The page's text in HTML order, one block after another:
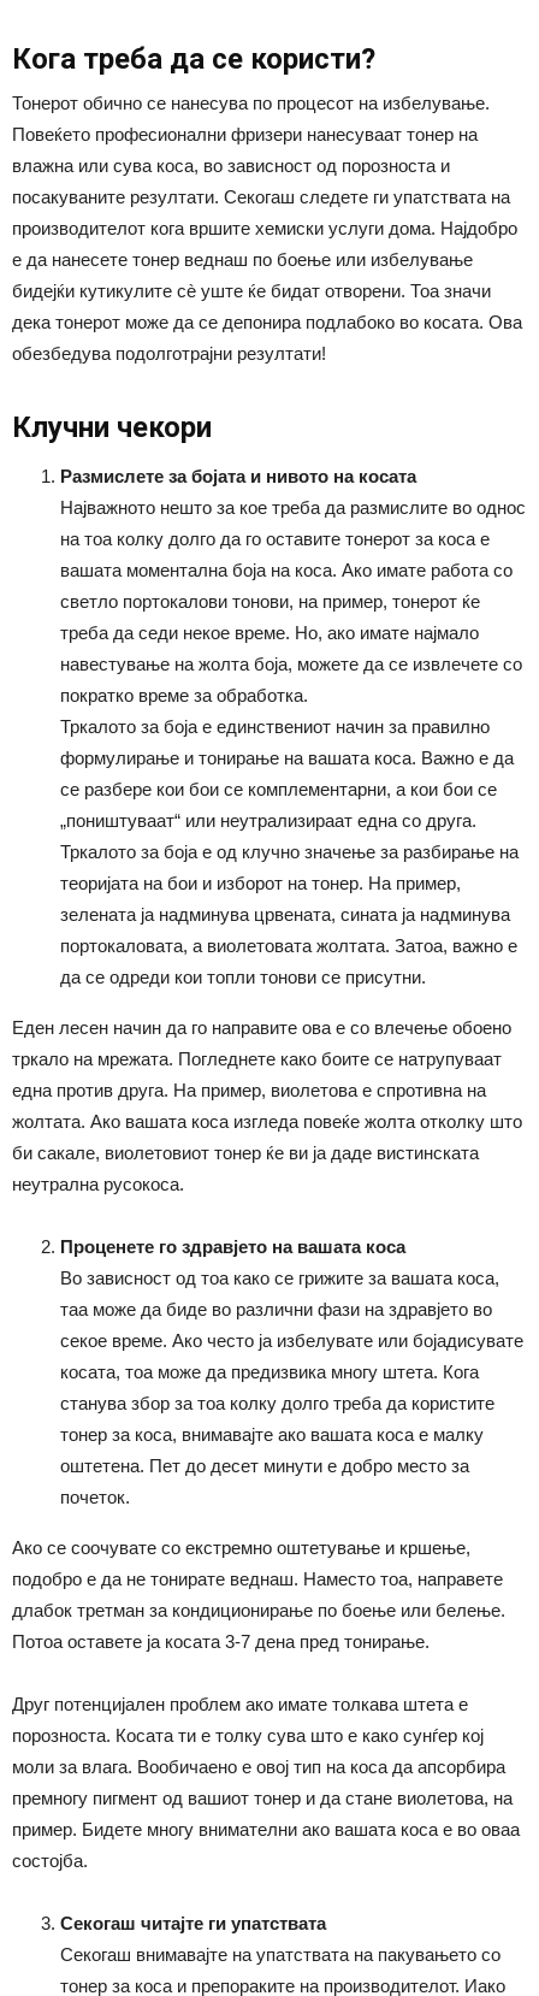
Кога треба да се користи?
Тонерот обично се нанесува по процесот на избелување.
Повеќето професионални фризери нанесуваат тонер на
влажна или сува коса, во зависност од порозноста и
посакуваните резултати. Секогаш следете ги упатствата на
производителот кога вршите хемиски услуги дома. Најдобро
е да нанесете тонер веднаш по боење или избелување
бидејќи кутикулите сè уште ќе бидат отворени. Тоа значи
дека тонерот може да се депонира подлабоко во косата. Ова
обезбедува подолготрајни резултати!
Клучни чекори
Размислете за бојата и нивото на косата
Најважното нешто за кое треба да размислите во однос
на тоа колку долго да го оставите тонерот за коса е
вашата моментална боја на коса. Ако имате работа со
светло портокалови тонови, на пример, тонерот ќе
треба да седи некое време. Но, ако имате најмало
навестување на жолта боја, можете да се извлечете со
пократко време за обработка.
Тркалото за боја е единствениот начин за правилно
формулирање и тонирање на вашата коса. Важно е да
се разбере кои бои се комплементарни, а кои бои се
„поништуваат“ или неутрализираат една со друга.
Тркалото за боја е од клучно значење за разбирање на
теоријата на бои и изборот на тонер. На пример,
зелената ја надминува црвената, сината ја надминува
портокаловата, а виолетовата жолтата. Затоа, важно е
да се одреди кои топли тонови се присутни.
Еден лесен начин да го направите ова е со влечење обоено
тркало на мрежата. Погледнете како боите се натрупуваат
една против друга. На пример, виолетова е спротивна на
жолтата. Ако вашата коса изгледа повеќе жолта отколку што
би сакале, виолетовиот тонер ќе ви ја даде вистинската
неутрална русокоса.
Проценете го здравјето на вашата коса
Во зависност од тоа како се грижите за вашата коса,
таа може да биде во различни фази на здравјето во
секое време. Ако често ја избелувате или бојадисувате
косата, тоа може да предизвика многу штета. Кога
станува збор за тоа колку долго треба да користите
тонер за коса, внимавајте ако вашата коса е малку
оштетена. Пет до десет минути е добро место за
почеток.
Ако се соочувате со екстремно оштетување и кршење,
подобро е да не тонирате веднаш. Наместо тоа, направете
длабок третман за кондиционирање по боење или белење.
Потоа оставете ја косата 3-7 дена пред тонирање.
Друг потенцијален проблем ако имате толкава штета е
порозноста. Косата ти е толку сува што е како сунѓер кој
моли за влага. Вообичаено е овој тип на коса да апсорбира
премногу пигмент од вашиот тонер и да стане виолетова, на
пример. Бидете многу внимателни ако вашата коса е во оваа
состојба.
Секогаш читајте ги упатствата
Секогаш внимавајте на упатствата на пакувањето со
тонер за коса и препораките на производителот. Иако